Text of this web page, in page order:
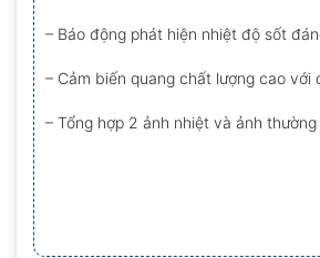
– Báo động phát hiện nhiệt độ sốt
– Cảm biến quang chất lượng cao với
– Tổng hợp 2 ảnh nhiệt và ảnh thường